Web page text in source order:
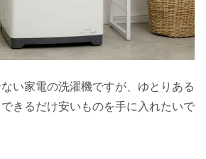
い家電の洗濯機ですが、ゆとりある
きるだけ安いものを手に入れたいで